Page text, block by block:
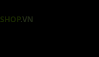
SHOP.VN